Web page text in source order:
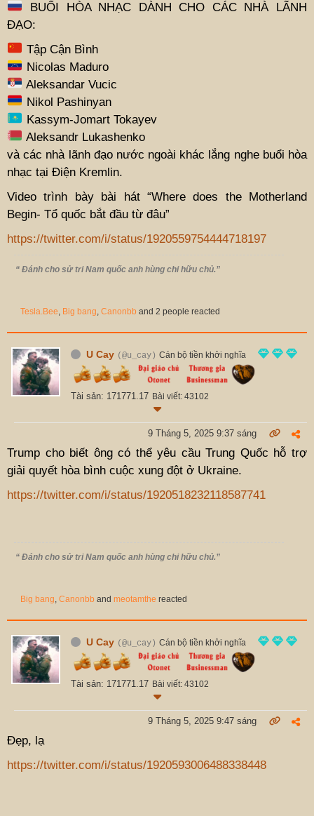
BUỔI HÒA NHẠC DÀNH CHO CÁC NHÀ LÃNH
ĐẠO:
Tập Cận Bình
Nicolas Maduro
Aleksandar Vucic
Nikol Pashinyan
Kassym-Jomart Tokayev
Aleksandr Lukashenko
và các nhà lãnh đạo nước ngoài khác lắng nghe buổi hòa
nhạc tại Điện Kremlin.
Video trình bày bài hát “Where does the Motherland
Begin- Tổ quốc bắt đầu từ đâu”
https://twitter.com/i/status/1920559754444718197
“ Đánh cho sử tri Nam quốc anh hùng chi hữu chủ.”
Tesla.Bee, Big bang, Canonbb and 2 people reacted
U Cay (@u_cay) Cán bộ tiền khởi nghĩa
Tài sản: 171771.17 Bài viết: 43102
9 Tháng 5, 2025 9:37 sáng
Trump cho biết ông có thể yêu cầu Trung Quốc hỗ trợ
giải quyết hòa bình cuộc xung đột ở Ukraine.
https://twitter.com/i/status/1920518232118587741
“ Đánh cho sử tri Nam quốc anh hùng chi hữu chủ.”
Big bang, Canonbb and meotamthe reacted
U Cay (@u_cay) Cán bộ tiền khởi nghĩa
Tài sản: 171771.17 Bài viết: 43102
9 Tháng 5, 2025 9:47 sáng
Đẹp, lạ
https://twitter.com/i/status/1920593006488338448